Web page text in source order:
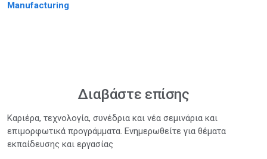
Manufacturing
Διαβάστε επίσης
Καριέρα, τεχνολογία, συνέδρια και νέα σεμινάρια και
επιμορφωτικά προγράμματα. Ενημερωθείτε για θέματα
εκπαίδευσης και εργασίας